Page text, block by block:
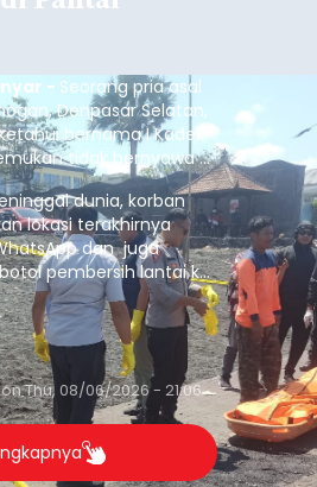
- Seorang pria asal
Denpasar Selatan,
bernama I Kadek
tidak bernyawa di
dunia, korban
lokasi terakhirnya
dan juga
pembersih lantai ke
Thu, 08/06/2026 - 21:06